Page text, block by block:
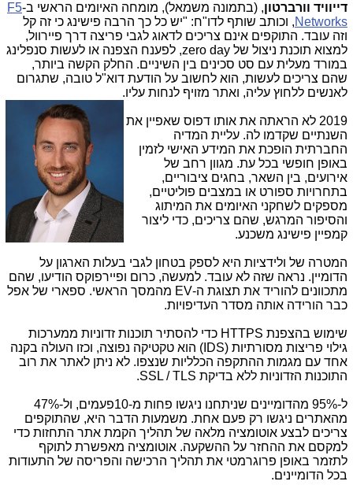
דייוויד וורברטון, (בתמונה משמאל), מומחה האיומים הראשי ב-F5
Networks, וכותב שותף לדו"ח: "יש כל כך הרבה פישינג כי זה קל
וזה עובד. התוקפים אינם צריכים לדאוג לגבי פריצה דרך פיירוול,
למצוא תוכנת ניצול של zero day, לפענח הצפנה או לעשות סנפלינג
במורד מעלית עם סט סכינים בין השיניים. החלק הקשה ביותר,
שהם צריכים לעשות, הוא לחשוב על הודעת דוא"ל טובה, שתגרום
לאנשים ללחוץ עליה, ואתר מזויף לנחות עליו.
2019 לא הראתה את אותו דפוס שאפיין את
השנתיים שקדמו לה. עליית המדיה
החברתית הופכת את המידע האישי לזמין
באופן חופשי בכל עת. מגוון רחב של
אירועים, בין השאר, בחגים ציבוריים,
בתחרויות ספורט או במצבים פוליטיים,
מספקים לשחקני האיומים את המיתוג
והסיפור המרגש, שהם צריכים, כדי ליצור
קמפיין פישינג משכנע.
המטרה של ולידציות היא לספק בטחון לגבי בעלות הארגון על
הדומיין. נראה שזה לא עובד. למעשה, כרום ופיירפוקס הודיעו, שהם
מתכוונים להוריד את תצוגת ה-EV מהמסך הראשי. ספארי של אפל
כבר הורידה אותה מסדר העדיפויות.
שימוש בהצפנת HTTPS כדי להסתיר תוכנות זדוניות ממערכות
גילוי פריצות מסורתיות (IDS ) הוא טקטיקה נפוצה, וכזו העולה בקנה
אחד עם מגמות ההתקפה הכלליות שנצפו. לא ניתן לאתר את רוב
התוכנות הזדוניות ללא בדיקת SSL / TLS
.
ל-95% מהדומיינים שניתחנו ניגשו פחות מ-10פעמים, ול-47%
מהאתרים ניגשו רק פעם אחת. משמעות הדבר היא, שהתוקפים
צריכים לבצע אוטומציה מלאה של תהליך הקמת אתר התחזות כדי
למקסם את ההחזר על ההשקעה. אוטומציה מאפשרת לתוקף
לתזמר באופן פרוגרמטי את תהליך הרכישה והפריסה של התעודות
בכל הדומיינים.